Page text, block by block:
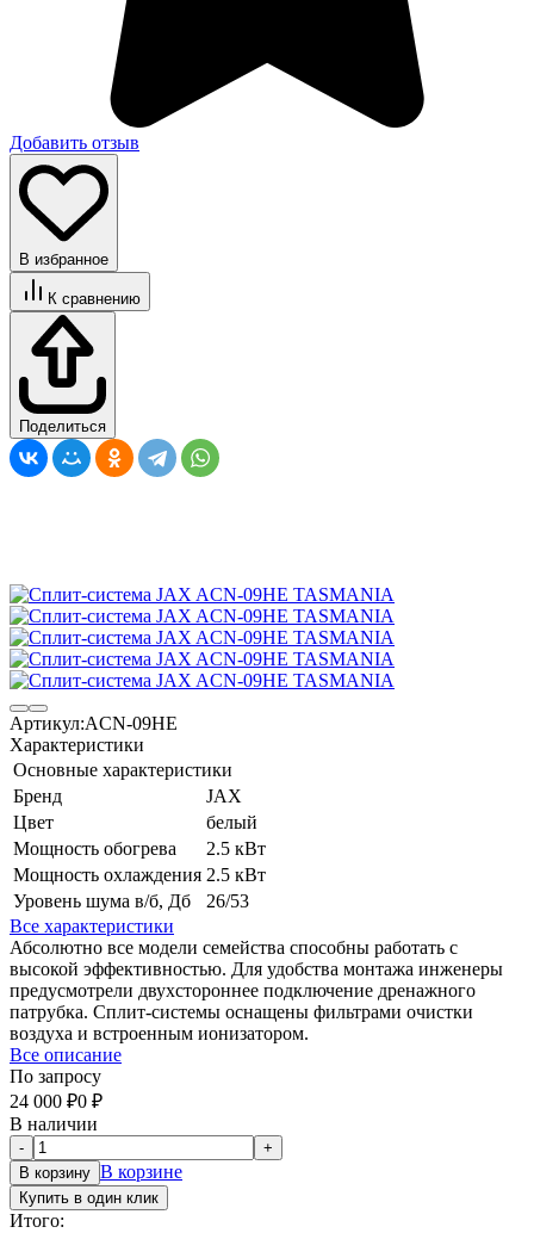
Добавить отзыв
В избранное
К сравнению
Поделиться
Артикул:ACN-09HE
Характеристики
Основные характеристики
Бренд
JAX
Цвет
белый
Мощность обогрева
2.5 кВт
Мощность охлаждения 2.5 кВт
Уровень шума в/б, Дб
26/53
Все характеристики
Абсолютно все модели семейства способны работать с
высокой эффективностью. Для удобства монтажа инженеры
предусмотрели двухстороннее подключение дренажного
патрубка. Сплит-системы оснащены фильтрами очистки
воздуха и встроенным ионизатором.
Все описание
По запросу
24 000 ₽0 ₽
В наличии
-
+
В корзину В корзине
Купить в один клик
Итого: